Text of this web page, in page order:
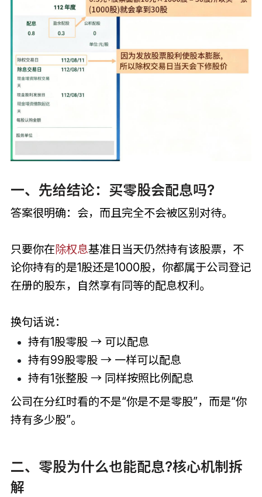
一、先给结论：买零股会配息吗?
答案很明确：会，而且完全不会被区别对待。
只要你在除权息基准日当天仍然持有该股票，不
论你持有的是1股还是1000股，你都属于公司登记
在册的股东，自然享有同等的配息权利。
换句话说：
持有1股零股 → 可以配息
持有99股零股 → 一样可以配息
持有1张整股 → 同样按照比例配息
公司在分红时看的不是“你是不是零股”，而是“你
持有多少股”。
二、零股为什么也能配息?核心机制拆
解